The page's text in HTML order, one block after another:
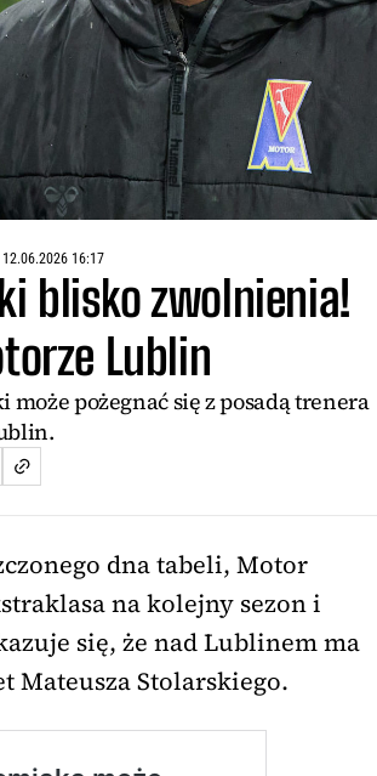
12.06.2026 16:17
blisko zwolnienia!
Lublin
pożegnać się z posadą trenera
dna tabeli, Motor
na kolejny sezon i
się, że nad Lublinem ma
Stolarskiego.